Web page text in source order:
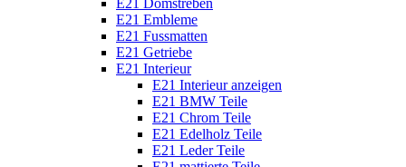
E21 Embleme
E21 Fussmatten
E21 Getriebe
E21 Interieur
E21 Interieur anzeigen
E21 BMW Teile
E21 Chrom Teile
E21 Edelholz Teile
E21 Leder Teile